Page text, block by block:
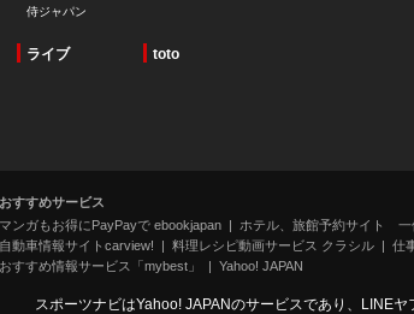
侍ジャパン
ライブ toto
おすすめサービス
マンガもお得にPayPayで ebookjapan
ホテル、旅館予約サイト 一
自動車情報サイトcarview!
料理レシピ動画サービス クラシル 仕
おすすめ情報サービス「mybest」
Yahoo! JAPAN
スポーツナビはYahoo! JAPANのサービスであり、LINE